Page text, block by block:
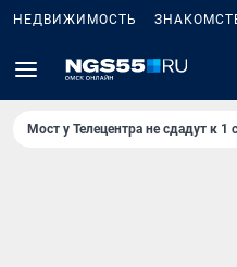
НЕДВИЖИМОСТЬ
Мост у Телецентра не сдадут к 1